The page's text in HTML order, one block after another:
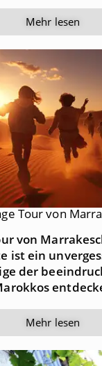
Mehr lesen
Tour von
von
ist ein
der
Mehr lesen